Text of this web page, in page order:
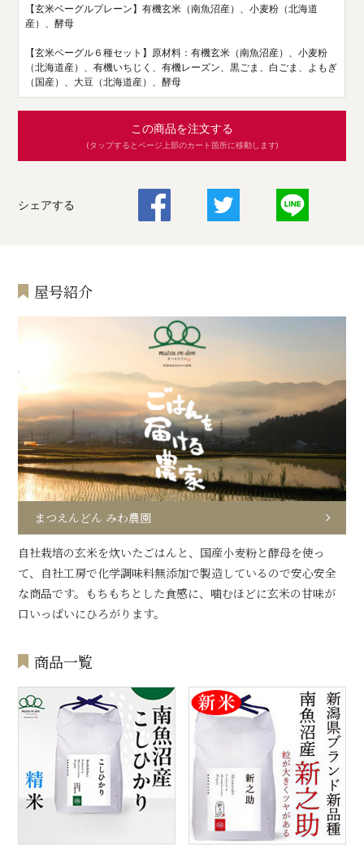
【玄米ベーグルプレーン】有機玄米（南魚沼産）、小麦粉（北海道
産）、酵母
【玄米ベーグル６種セット】原材料：有機玄米（南魚沼産）、小麦粉
（北海道産）、有機いちじく、有機レーズン、黒ごま、白ごま、よもぎ
（国産）、大豆（北海道産）、酵母
この商品を注文する
(タップするとページ上部のカート箇所に移動します)
シェアする
屋号紹介
まつえんどん みわ農園
自社栽培の玄米を炊いたごはんと、国産小麦粉と酵母を使っ
て、自社工房で化学調味料無添加で製造しているので安心安全
な商品です。もちもちとした食感に、噛むほどに玄米の甘味が
口いっぱいにひろがります。
商品一覧